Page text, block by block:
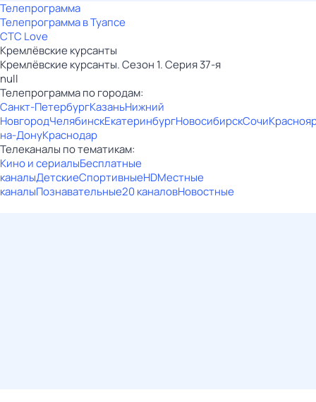
Телепрограмма
Телепрограмма в Туапсе
СТС Love
Кремлёвские курсанты
Кремлёвские курсанты. Сезон 1. Серия 37-я
null
Телепрограмма по городам:
Санкт-ПетербургКазаньНижний
НовгородЧелябинскЕкатеринбургНовосибирскСочи
на-ДонуКраснодар
Телеканалы по тематикам:
Кино и сериалыБесплатные
каналыДетскиеСпортивныеHDМестные
каналыПознавательные20 каналовНовостные